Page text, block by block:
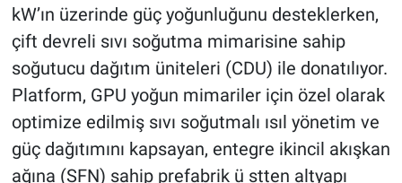
kW’ın üzerinde güç yoğunluğunu desteklerken,
çift devreli sıvı soğutma mimarisine sahip
soğutucu dağıtım üniteleri (CDU) ile donatılıyor.
Platform, GPU yoğun mimariler için özel olarak
optimize edilmiş sıvı soğutmalı ısıl yönetim ve
güç dağıtımını kapsayan, entegre ikincil akışkan
ağına (SFN) sahip prefabrik ü stten altyapı